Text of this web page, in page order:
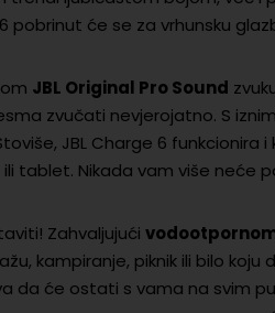
pobrinut će se za vrhunsku
JBL Original Pro Sound
zvučati nevjerojatno. S
JBL Charge 6 funkcionira i
tablet. Nikada vam više neće
Zahvaljujući
kampiranje, piknik ili bilo
da će ostati s vama na svim